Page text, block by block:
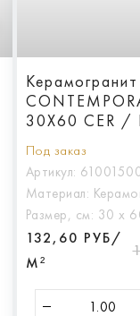
30X60 CER
Под заказ
Артикул:
Материал:
Размер, см: 30 х
132,60 РУБ/
М²